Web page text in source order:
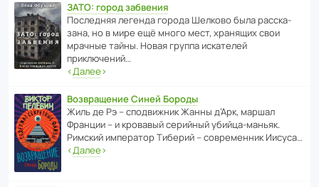
ЗАТО: город забвения
После­дняя легенда города Шелково была расска­
зана, но в мире ещё много мест, хранящих свои
мрачные тайны. Новая группа иска­телей
приключений…
‹Далее›
Возвращение Синей Бороды
Жиль де Рэ – спод­ви­жник Жанны д’Арк, маршал
Франции – и кровавый серийный убийца-маньяк.
Римский импе­ратор Тиберий – совре­менник Иисуса…
‹Далее›